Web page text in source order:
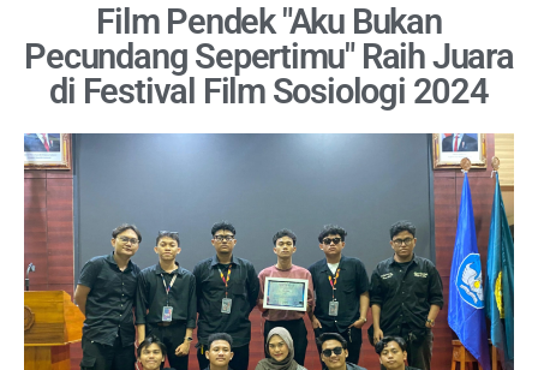
Film Pendek "Aku Bukan
Pecundang Sepertimu" Raih Juara
di Festival Film Sosiologi 2024